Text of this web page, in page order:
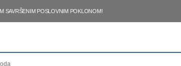
SAVRŠENIM POSLOVNIM POKLONOM!